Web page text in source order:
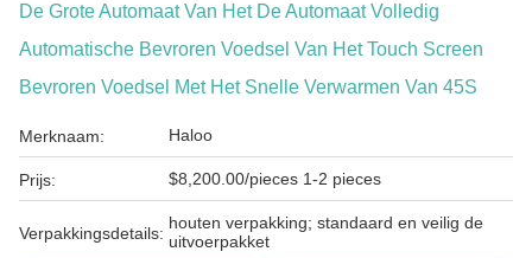
De Grote Automaat Van Het De Automaat Volledig
Automatische Bevroren Voedsel Van Het Touch Screen
Bevroren Voedsel Met Het Snelle Verwarmen Van 45S
Merknaam: Haloo
Prijs: $8,200.00/pieces 1-2 pieces
Verpakkingsdetails:
houten verpakking; standaard en veilig de
uitvoerpakket